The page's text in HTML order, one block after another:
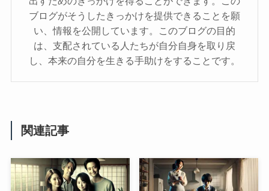
ブログがそうしたきっかけを提供できることを願
い、情報を公開しています。このブログの目的
は、支配されている人たちが自分自身を取り戻
し、本来の自分を生きる手助けをすることです。
関連記事